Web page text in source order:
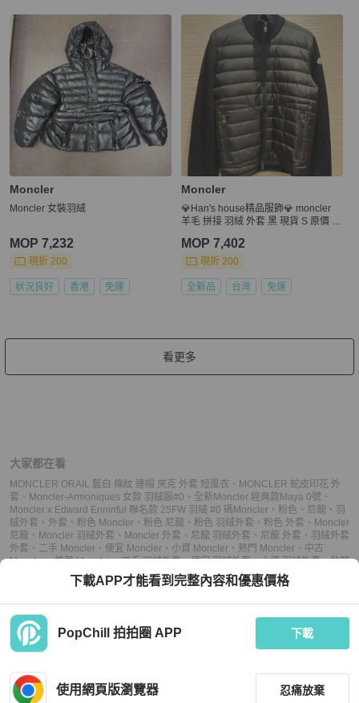
Moncler
Moncler 女裝羽絨
MOP 7,232
現折 200
狀況良好 香港 免運
Moncler
💎Han's house精品服飾💎 moncler
羊毛 拼接 羽絨 外套 黑 現貨 S 原價 3
MOP 7,402
現折 200
全新品 台灣 免運
看更多
大家都在看
MONCLER ORAIL 藍白 條紋 連帽 夾克 外套 短風衣 、 MONCLER 蛇皮印花 外
套 、 Moncler-Armoniques 女款 羽絨服#0 、 全新Moncler 經典款Maya 0號 、
Moncler x Edward Enninful 聯名款 25FW 羽絨 #0 碼Moncler 、 粉色 、 尼龍 、 羽
絨外套 、 外套 、 粉色 Moncler 、 粉色 尼龍 、 粉色 羽絨外套 、 粉色 外套 、 Moncler
尼龍 、 Moncler 羽絨外套 、 Moncler 外套 、 尼龍 羽絨外套 、 尼龍 外套 、 羽絨外套
外套 、 二手 Moncler 、 便宜 Moncler 、 小資 Moncler 、 熱門 Moncler 、 中古
Moncler、推薦 Moncler、二手 羽絨外套、便宜 羽絨外套、小資 羽絨外套、熱門
中古 羽絨外套、 推薦 羽絨外套、二手 外套 、便宜 外套
中古 外套、 推薦 外套
下載APP才能看到完整內容和優惠價格
PopChill 拍拍圈 APP 下載
使用網頁版瀏覽器 忍痛放棄